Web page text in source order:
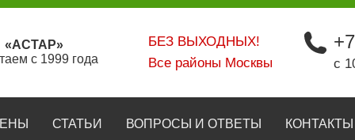
«АСТАР»
с 1999 года
БЕЗ ВЫХОДНЫХ!
Все районы Москвы
с
СТАТЬИ ВОПРОСЫ И ОТВЕТЫ КОНТАКТЫ